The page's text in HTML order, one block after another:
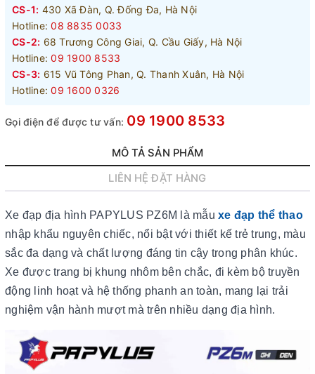
CS-1: 430 Xã Đàn, Q. Đống Đa, Hà Nội
Hotline: 08 8835 0033
CS-2: 68 Trương Công Giai, Q. Cầu Giấy, Hà Nội
Hotline: 09 1900 8533
CS-3: 615 Vũ Tông Phan, Q. Thanh Xuân, Hà Nội
Hotline: 09 1600 0326
Gọi điện để được tư vấn: 09 1900 8533
MÔ TẢ SẢN PHẨM
LIÊN HỆ ĐẶT HÀNG
Xe đạp địa hình PAPYLUS PZ6M là mẫu xe đạp thể thao
nhập khẩu nguyên chiếc, nổi bật với thiết kế trẻ trung, màu
sắc đa dạng và chất lượng đáng tin cậy trong phân khúc.
Xe được trang bị khung nhôm bên chắc, đi kèm bộ truyền
động linh hoạt và hệ thống phanh an toàn, mang lại trải
nghiệm vận hành mượt mà trên nhiều dạng địa hình.